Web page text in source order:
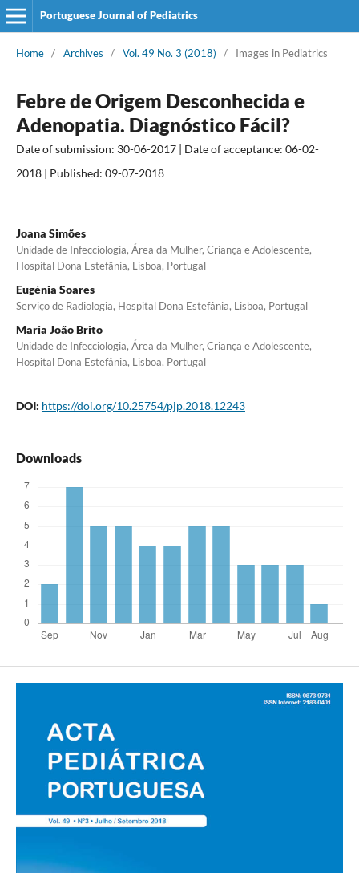
Portuguese Journal of Pediatrics
Home / Archives / Vol. 49 No. 3 (2018) / Images in Pediatrics
Febre de Origem Desconhecida e
Adenopatia. Diagnóstico Fácil?
Date of submission: 30-06-2017 | Date of acceptance: 06-02-
2018 | Published: 09-07-2018
Joana Simões
Unidade de Infecciologia, Área da Mulher, Criança e Adolescente,
Hospital Dona Estefânia, Lisboa, Portugal
Eugénia Soares
Serviço de Radiologia, Hospital Dona Estefânia, Lisboa, Portugal
Maria João Brito
Unidade de Infecciologia, Área da Mulher, Criança e Adolescente,
Hospital Dona Estefânia, Lisboa, Portugal
DOI: https://doi.org/10.25754/pjp.2018.12243
Downloads